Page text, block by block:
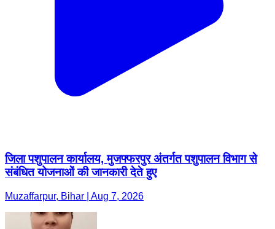
जिला पशुपालन कार्यालय, मुजफ्फरपुर अंतर्गत पशुपालन विभाग से
संबंधित योजनाओं की जानकारी देते हुए
Muzaffarpur, Bihar | Aug 7, 2026